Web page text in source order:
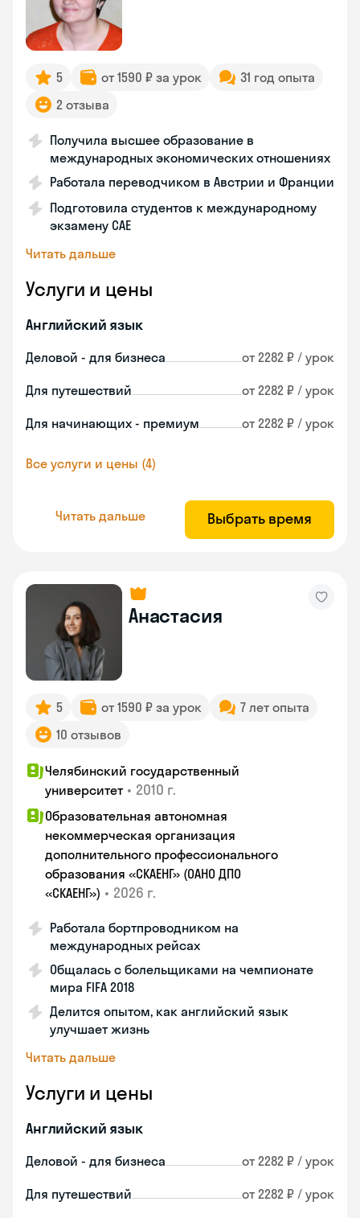
5 от 1590 ₽ за урок
31 год опыта
2 отзыва
Получила высшее образование в
международных экономических отношениях
Работала переводчиком в Австрии и Франции
Подготовила студентов к международному
экзамену CAE
Читать дальше
Услуги и цены
Английский язык
Деловой - для бизнеса от 2282 ₽ / урок
Для путешествий от 2282 ₽ / урок
Для начинающих - премиум от 2282 ₽ / урок
Все услуги и цены (4)
Читать дальше Выбрать время
Анастасия
5 от 1590 ₽ за урок
7 лет опыта
10 отзывов
Челябинский государственный
университет • 2010 г.
Образовательная автономная
некоммерческая организация
дополнительного профессионального
образования «СКАЕНГ» (ОАНО ДПО
«СКАЕНГ») • 2026 г.
Работала бортпроводником на
международных рейсах
Общалась с болельщиками на чемпионате
мира FIFA 2018
Делится опытом, как английский язык
улучшает жизнь
Читать дальше
Услуги и цены
Английский язык
Деловой - для бизнеса от 2282 ₽ / урок
Для путешествий от 2282 ₽ / урок